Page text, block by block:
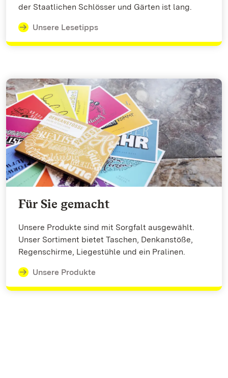
der Staatlichen Schlösser und Gärten ist lang.
Unsere Lesetipps
Für Sie gemacht
Unsere Produkte sind mit Sorgfalt ausgewählt.
Unser Sortiment bietet Taschen, Denkanstöße,
Regenschirme, Liegestühle und ein Pralinen.
Unsere Produkte